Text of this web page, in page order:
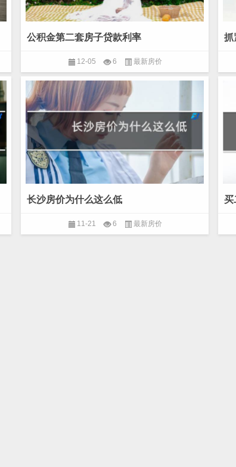
公积金第二套房子贷款利率
12-05 6 最新房价
抓
长沙房价为什么这么低
11-21 6 最新房价
买